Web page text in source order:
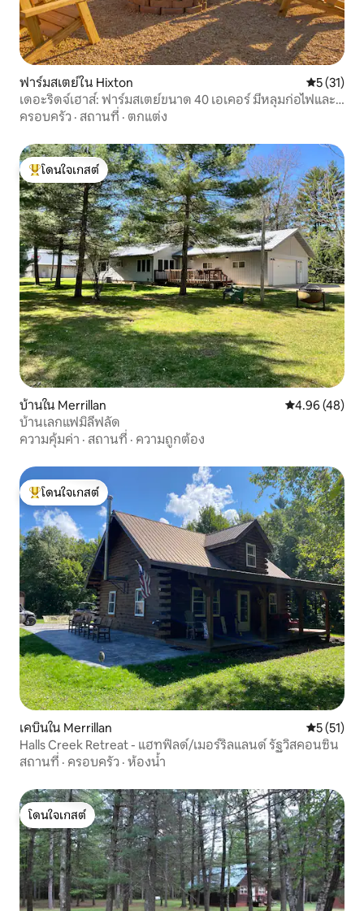
ฟาร์มสเตย์ใน Hixton คะแนนเฉลี่
5 (31)
เดอะริดจ์เฮาส์: ฟาร์มสเตย์ขนาด 40 เอเคอร์ มีหลุมก่อไฟและ
วิว
ครอบครัว · สถานที่ · ตกแต่ง
โดนใจเกสต์ที่สุด
โดนใจเกสต์
บ้านใน Merrillan คะแนนเฉลี่ย
4.96 (48)
บ้านเลกแฟมิลี่ฟลัด
ความคุ้มค่า · สถานที่ · ความถูกต้อง
โดนใจเกสต์ที่สุด
โดนใจเกสต์
เคบินใน Merrillan คะแนนเฉลี่
5 (51)
Halls Creek Retreat - แฮทฟิลด์/เมอร์ริลแลนด์ รัฐวิสคอนซิน
สถานที่ · ครอบครัว · ห้องน้ำ
โดนใจเกสต์
โดนใจเกสต์